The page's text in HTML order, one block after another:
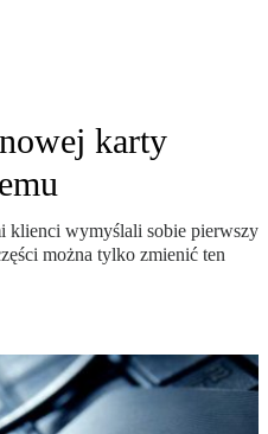
karty
klienci wymyślali sobie pierwszy
można tylko zmienić ten